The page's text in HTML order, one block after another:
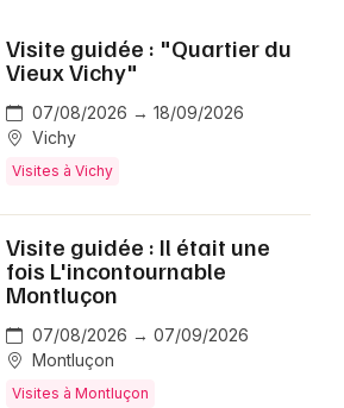
Je m'abonne
Visite guidée : "Quartier du
Vieux Vichy"
07/08/2026 → 18/09/2026
Vichy
Visites à Vichy
Visite guidée : Il était une
fois L'incontournable
Montluçon
07/08/2026 → 07/09/2026
Montluçon
Visites à Montluçon